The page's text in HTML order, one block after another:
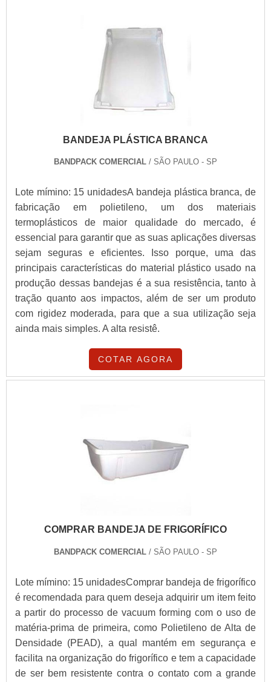
BANDEJA PLÁSTICA BRANCA
BANDPACK COMERCIAL / SÃO PAULO - SP
Lote mímino: 15 unidadesA bandeja plástica branca, de
fabricação em polietileno, um dos materiais
termoplásticos de maior qualidade do mercado, é
essencial para garantir que as suas aplicações diversas
sejam seguras e eficientes. Isso porque, uma das
principais características do material plástico usado na
produção dessas bandejas é a sua resistência, tanto à
tração quanto aos impactos, além de ser um produto
com rigidez moderada, para que a sua utilização seja
ainda mais simples. A alta resistê.
COTAR AGORA
COMPRAR BANDEJA DE FRIGORÍFICO
BANDPACK COMERCIAL / SÃO PAULO - SP
Lote mímino: 15 unidadesComprar bandeja de frigorífico
é recomendada para quem deseja adquirir um item feito
a partir do processo de vacuum forming com o uso de
matéria-prima de primeira, como Polietileno de Alta de
Densidade (PEAD), a qual mantém em segurança e
facilita na organização do frigorífico e tem a capacidade
de ser bem resistente contra o contato com a grande